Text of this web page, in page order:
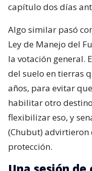
capítulo dos días
Algo similar pasó
Ley de Manejo del
la votación general.
del suelo en tierras
años, para evitar
habilitar otro
flexibilizar eso, y
(Chubut) advirtieron
protección.